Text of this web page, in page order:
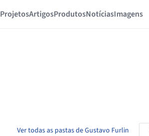
ProjetosArtigosProdutosNotíciasImagens
Ver todas as pastas de Gustavo Furlin